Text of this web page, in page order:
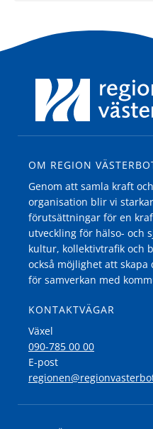
OM REGION
Genom att samla kraft
organisation blir vi
förutsättningar för en
utveckling för hälso- och
kultur, kollektivtrafik och
också möjlighet att
för samverkan med
KONTAKTVÄGAR
Växel
090-785 00 00
E-post